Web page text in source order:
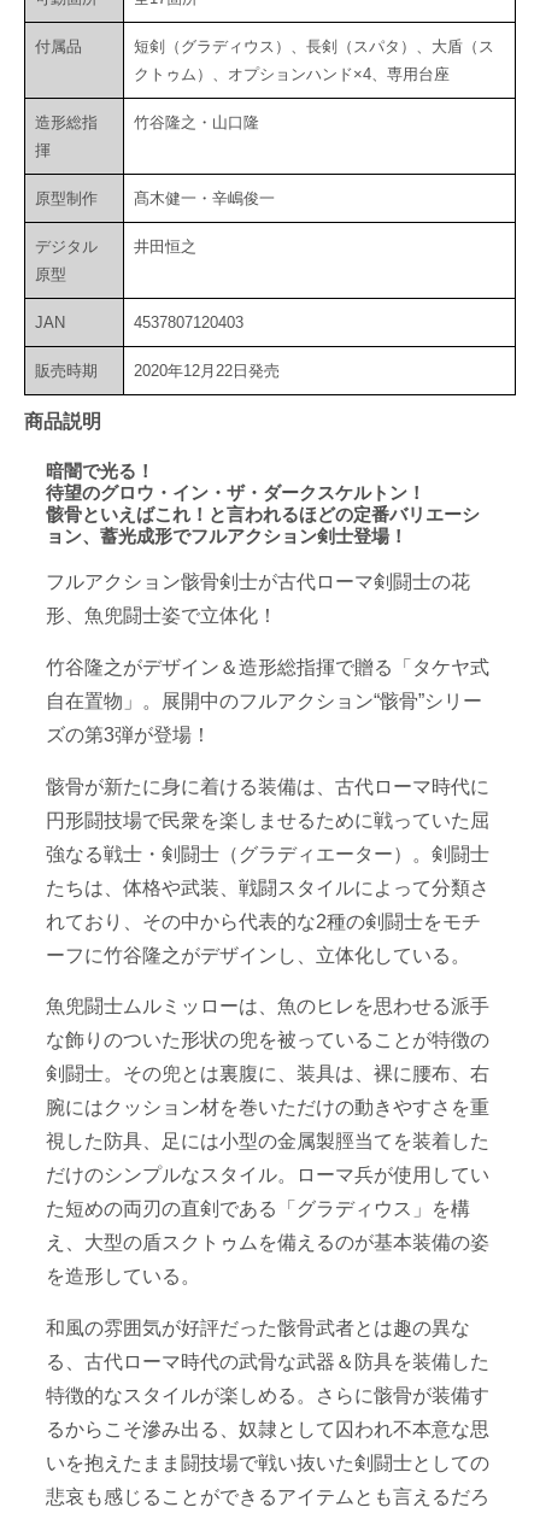
付属品
短剣（グラディウス）、長剣（スパタ）、大盾（ス
クトゥム）、オプションハンド×4、専用台座
造形総指
揮
竹谷隆之・山口隆
原型制作 髙木健一・辛嶋俊一
デジタル
原型
井田恒之
JAN 4537807120403
販売時期 2020年12月22日発売
商品説明
暗闇で光る！
待望のグロウ・イン・ザ・ダークスケルトン！
骸骨といえばこれ！と言われるほどの定番バリエーシ
ョン、蓄光成形でフルアクション剣士登場！
フルアクション骸骨剣士が古代ローマ剣闘士の花
形、魚兜闘士姿で立体化！
竹谷隆之がデザイン＆造形総指揮で贈る「タケヤ式
自在置物」。展開中のフルアクション“骸骨”シリー
ズの第3弾が登場！
骸骨が新たに身に着ける装備は、古代ローマ時代に
円形闘技場で民衆を楽しませるために戦っていた屈
強なる戦士・剣闘士（グラディエーター）。剣闘士
たちは、体格や武装、戦闘スタイルによって分類さ
れており、その中から代表的な2種の剣闘士をモチ
ーフに竹谷隆之がデザインし、立体化している。
魚兜闘士ムルミッローは、魚のヒレを思わせる派手
な飾りのついた形状の兜を被っていることが特徴の
剣闘士。その兜とは裏腹に、装具は、裸に腰布、右
腕にはクッション材を巻いただけの動きやすさを重
視した防具、足には小型の金属製脛当てを装着した
だけのシンプルなスタイル。ローマ兵が使用してい
た短めの両刃の直剣である「グラディウス」を構
え、大型の盾スクトゥムを備えるのが基本装備の姿
を造形している。
和風の雰囲気が好評だった骸骨武者とは趣の異な
る、古代ローマ時代の武骨な武器＆防具を装備した
特徴的なスタイルが楽しめる。さらに骸骨が装備す
るからこそ滲み出る、奴隷として囚われ不本意な思
いを抱えたまま闘技場で戦い抜いた剣闘士としての
悲哀も感じることができるアイテムとも言えるだろ